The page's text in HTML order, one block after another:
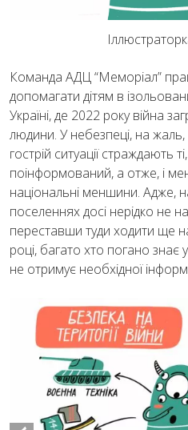
Команда АДЦ “Меморіал”
допомагати дітям в
Україні, де 2022 року війна
людини. У небезпеці, на жаль,
гострій ситуації страждають
поінформований, а отже, і
національні меншини. Адже,
поселеннях досі нерідко не
переставши туди ходити ще
році, багато хто погано знає
не отримує необхідної